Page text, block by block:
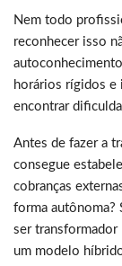
Nem todo
reconhecer isso
horários rígidos e
encontrar
Antes de fazer a
consegue
cobranças
forma autônoma?
ser transformador
um modelo